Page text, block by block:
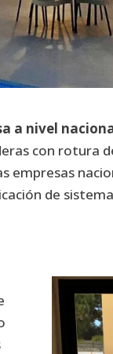
a nivel
con rotura
empresas
de